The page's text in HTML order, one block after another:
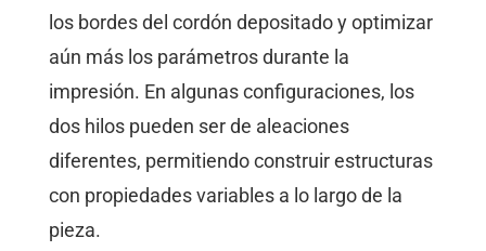
los bordes del cordón depositado y optimizar
aún más los parámetros durante la
impresión. En algunas configuraciones, los
dos hilos pueden ser de aleaciones
diferentes, permitiendo construir estructuras
con propiedades variables a lo largo de la
pieza.